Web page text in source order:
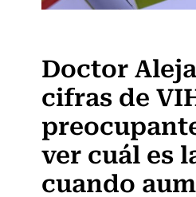
Doctor
cifras de
ver cuál es
cuando